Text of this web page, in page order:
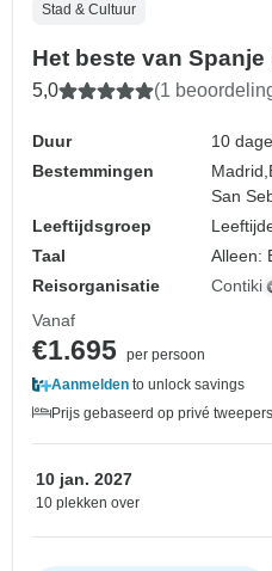
Stad & Cultuur
Het beste van
5,0 (1
Duur
10
Bestemmingen
Madrid,
San
Leeftijdsgroep
Taal
Alleen:
Reisorganisatie
Contiki
Vanaf
€1.695 per persoon
Aanmelden to unlock savings
Prijs gebaseerd op privé
10 jan. 2027
10 plekken over